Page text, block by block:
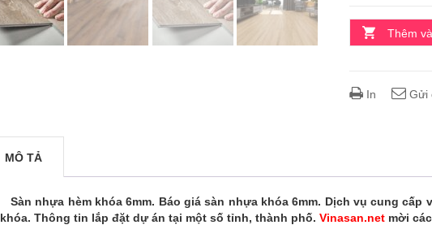
Thêm
In Gửi
MÔ TẢ
Sàn nhựa hèm khóa 6mm. Báo giá sàn nhựa khóa 6mm. Dịch vụ cung
khóa. Thông tin lắp đặt dự án tại một số tỉnh, thành phố. Vinasan.net mời